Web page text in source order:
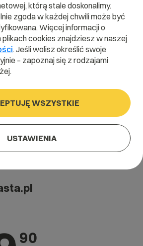
.miasta.pl
Szukaj
90
którą stale doskonalimy.
zgoda w każdej chwili może być
Więcej informacji o
cookies znajdziesz w naszej
. Jeśli wolisz określić swoje
– zapoznaj się z rodzajami
WSZYSTKIE
USTAWIENIA